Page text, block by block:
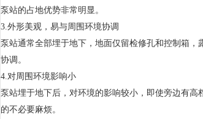
泵站的占地优势非常明显。
3.外形美观，易与周围环境协调
泵站通常全部埋于地下，地面仅留检修孔和控制箱
协调。
4.对周围环境影响小
泵站埋于地下后，对环境的影响较小，即使旁边有
的不必要麻烦。